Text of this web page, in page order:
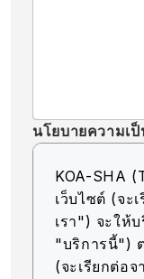
นโยบายความเ
KOA-SHA
เว็บไซต์ (จะ
เรา") จะให้
"บริการนี้")
(จะเรียกต่อ